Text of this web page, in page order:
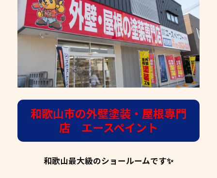
和歌山市の外壁塗装・屋根専門
店 エースペイント
和歌山最大級のショールームです✨